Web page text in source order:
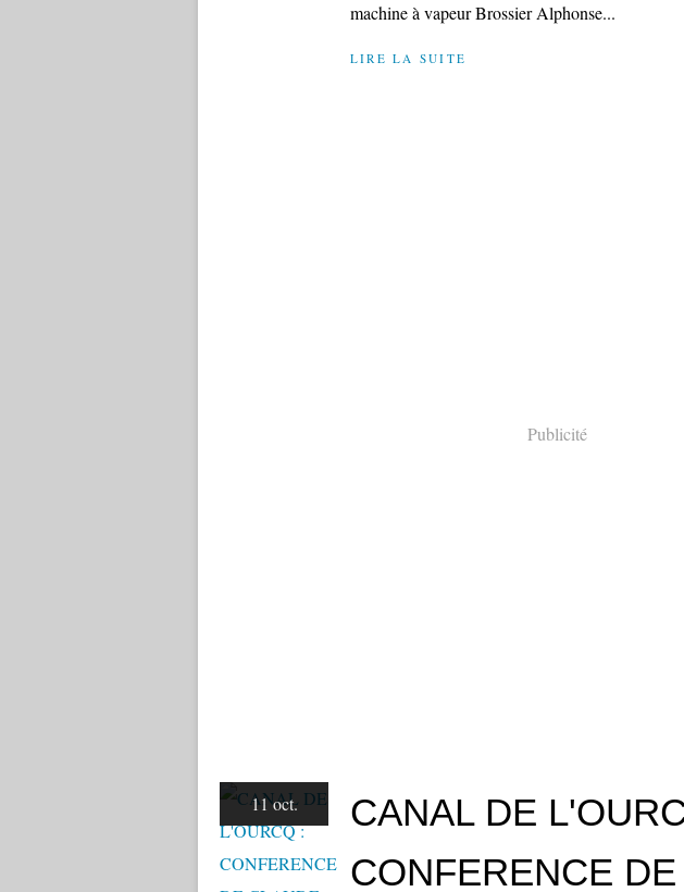
machine à vapeur Brossier Alphonse...
LIRE LA SUITE
Publicité
11 oct.
CANAL DE
CONFERENCE